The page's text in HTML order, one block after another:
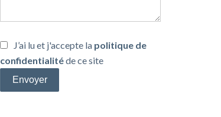
J’ai lu et j'accepte la politique de
confidentialitéde ce site
Envoyer